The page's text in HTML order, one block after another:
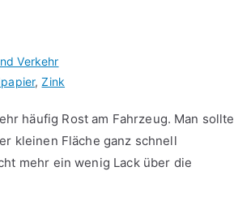
Verkehr
,Zink
häufig Rost am Fahrzeug. Man sollte
kleinen Fläche ganz schnell
mehr ein wenig Lack über die